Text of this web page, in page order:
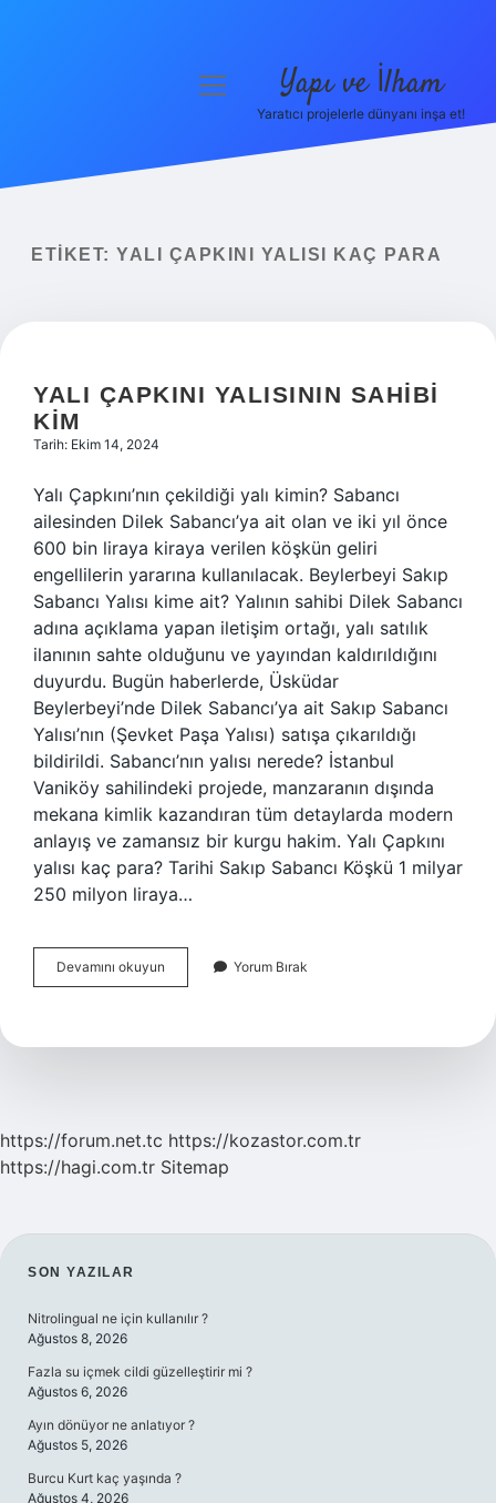
Yasal Uyarı
menüyü
Yapı ve İlham
Yaratıcı projelerle dünyanı inşa et!
ETIKET: YALI ÇAPKINI YALISI KAÇ PARA
YALI ÇAPKINI YALISININ SAHIBI
KIM
Tarih: Ekim 14, 2024
Yalı Çapkını’nın çekildiği yalı kimin? Sabancı
ailesinden Dilek Sabancı’ya ait olan ve iki yıl önce
600 bin liraya kiraya verilen köşkün geliri
engellilerin yararına kullanılacak. Beylerbeyi Sakıp
Sabancı Yalısı kime ait? Yalının sahibi Dilek Sabancı
adına açıklama yapan iletişim ortağı, yalı satılık
ilanının sahte olduğunu ve yayından kaldırıldığını
duyurdu. Bugün haberlerde, Üsküdar
Beylerbeyi’nde Dilek Sabancı’ya ait Sakıp Sabancı
Yalısı’nın (Şevket Paşa Yalısı) satışa çıkarıldığı
bildirildi. Sabancı’nın yalısı nerede? İstanbul
Vaniköy sahilindeki projede, manzaranın dışında
mekana kimlik kazandıran tüm detaylarda modern
anlayış ve zamansız bir kurgu hakim. Yalı Çapkını
yalısı kaç para? Tarihi Sakıp Sabancı Köşkü 1 milyar
250 milyon liraya…
Devamını okuyun
Çapkını
Kim
Yorum Bırak
https://forum.net.tc https://kozastor.com.tr
https://hagi.com.tr Sitemap
SIDEBAR
SON YAZILAR
Nitrolingual ne için kullanılır ?
Ağustos 8, 2026
Fazla su içmek cildi güzelleştirir mi ?
Ağustos 6, 2026
Ayın dönüyor ne anlatıyor ?
Ağustos 5, 2026
Burcu Kurt kaç yaşında ?
Ağustos 4, 2026